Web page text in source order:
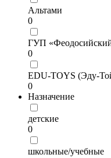
Альтами
0
ГУП
0
EDU-TOYS (Эду-
0
Назначение
детские
0
школьные/учебные